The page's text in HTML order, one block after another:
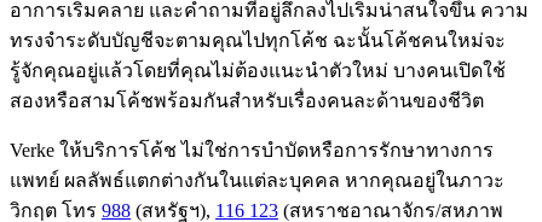
อาการเริ่มคลาย และคำถามที่อยู่ลึกลงไปเริ่มน่าสนใจขึ้น ความ
ทรงจำระดับบัญชีจะตามคุณไปทุกโค้ช ฉะนั้นโค้ชคนใหม่จะ
รู้จักคุณอยู่แล้วโดยที่คุณไม่ต้องแนะนำตัวใหม่ บางคนเปิดใช้
สองหรือสามโค้ชพร้อมกันสำหรับเรื่องคนละด้านของชีวิต
Verke ให้บริการโค้ช ไม่ใช่การบำบัดหรือการรักษาทางการ
แพทย์ ผลลัพธ์แตกต่างกันในแต่ละบุคคล หากคุณอยู่ในภาวะ
วิกฤต โทร 988 (สหรัฐฯ), 116 123 (สหราชอาณาจักร/สหภาพ